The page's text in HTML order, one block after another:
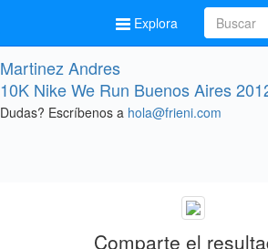
Explora
Martinez Andres
10K Nike We Run Buenos Aires
Dudas? Escríbenos a hola@frieni.com
Comparte el